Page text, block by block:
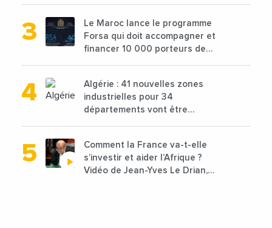
Le Maroc lance le programme
Forsa qui doit accompagner et
financer 10 000 porteurs de
Algérie : 41 nouvelles zones
industrielles pour 34
départements vont être
Comment la France va-t-elle
s’investir et aider l’Afrique ?
Vidéo de Jean-Yves Le Drian,